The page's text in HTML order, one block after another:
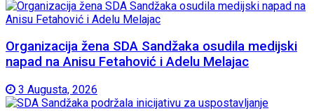
Organizacija žena SDA Sandžaka osudila medijski
napad na Anisu Fetahović i Adelu Melajac
3 Augusta, 2026